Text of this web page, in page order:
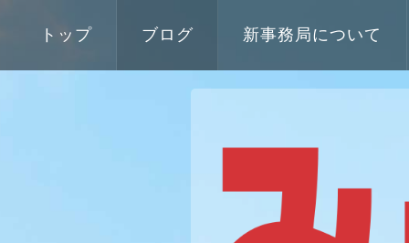
トップ ブログ 新事務局について